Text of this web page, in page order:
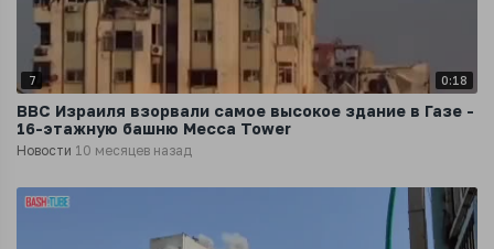
7 0:18
ВВС Израиля взорвали самое высокое здание в Газе -
16-этажную башню Mecca Tower
Новости 10 месяцев назад